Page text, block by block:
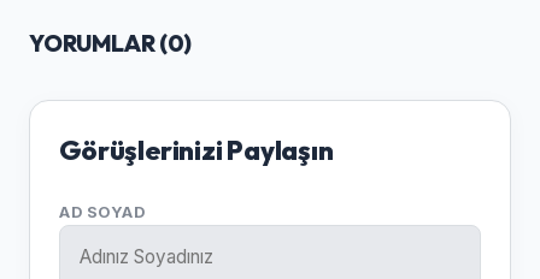
YORUMLAR (0)
Görüşlerinizi Paylaşın
AD SOYAD